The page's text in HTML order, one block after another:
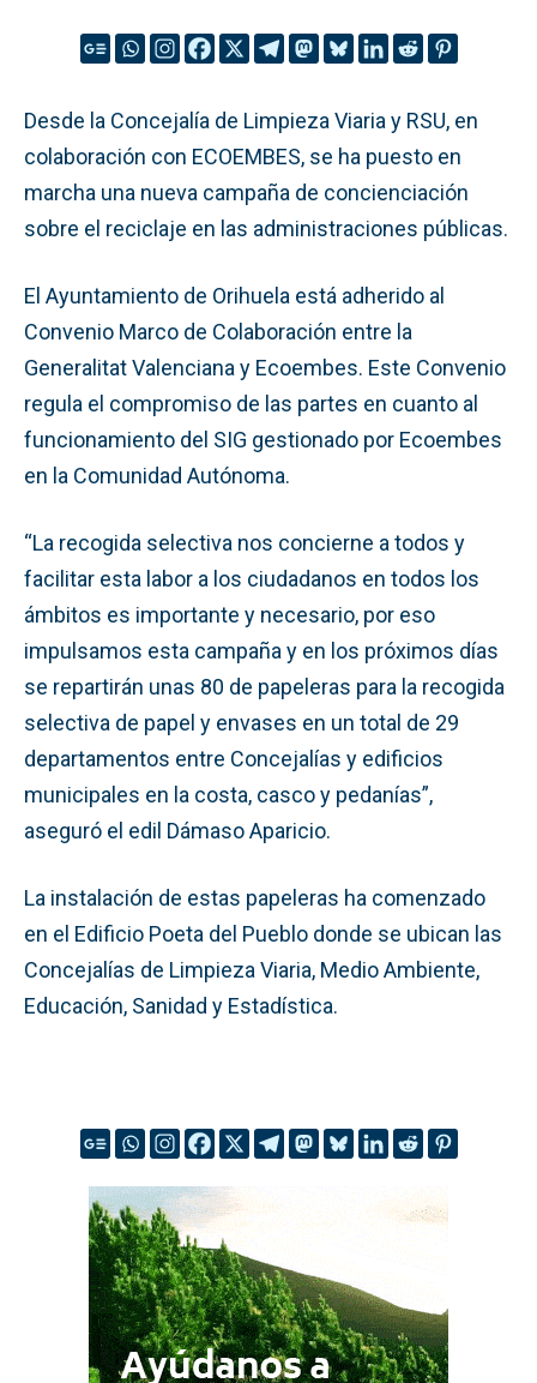
Desde la Concejalía de Limpieza Viaria y RSU, en
colaboración con ECOEMBES, se ha puesto en
marcha una nueva campaña de concienciación
sobre el reciclaje en las administraciones públicas.
El Ayuntamiento de Orihuela está adherido al
Convenio Marco de Colaboración entre la
Generalitat Valenciana y Ecoembes. Este Convenio
regula el compromiso de las partes en cuanto al
funcionamiento del SIG gestionado por Ecoembes
en la Comunidad Autónoma.
“La recogida selectiva nos concierne a todos y
facilitar esta labor a los ciudadanos en todos los
ámbitos es importante y necesario, por eso
impulsamos esta campaña y en los próximos días
se repartirán unas 80 de papeleras para la recogida
selectiva de papel y envases en un total de 29
departamentos entre Concejalías y edificios
municipales en la costa, casco y pedanías”,
aseguró el edil Dámaso Aparicio.
La instalación de estas papeleras ha comenzado
en el Edificio Poeta del Pueblo donde se ubican las
Concejalías de Limpieza Viaria, Medio Ambiente,
Educación, Sanidad y Estadística.